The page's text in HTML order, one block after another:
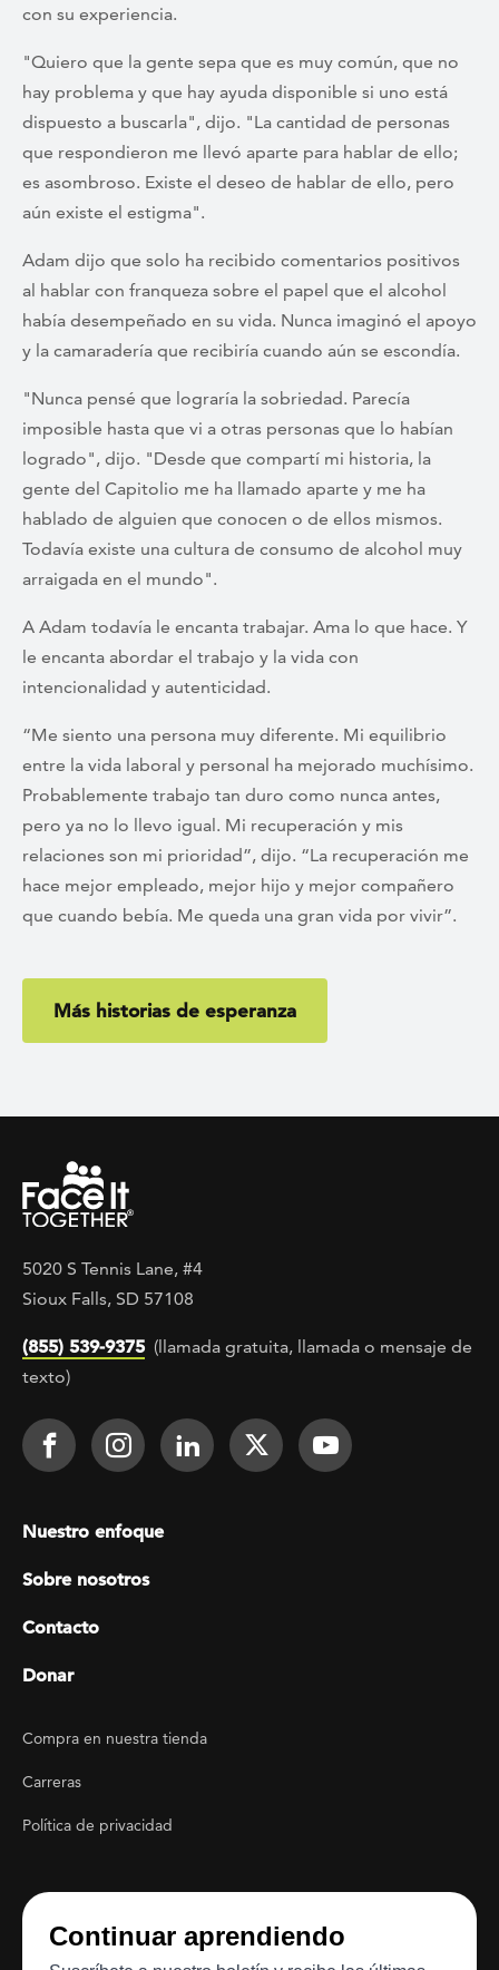
con su experiencia.
"Quiero que la gente sepa que es muy común, que no
hay problema y que hay ayuda disponible si uno está
dispuesto a buscarla", dijo. "La cantidad de personas
que respondieron me llevó aparte para hablar de ello;
es asombroso. Existe el deseo de hablar de ello, pero
aún existe el estigma".
Adam dijo que solo ha recibido comentarios positivos
al hablar con franqueza sobre el papel que el alcohol
había desempeñado en su vida. Nunca imaginó el apoyo
y la camaradería que recibiría cuando aún se escondía.
"Nunca pensé que lograría la sobriedad. Parecía
imposible hasta que vi a otras personas que lo habían
logrado", dijo. "Desde que compartí mi historia, la
gente del Capitolio me ha llamado aparte y me ha
hablado de alguien que conocen o de ellos mismos.
Todavía existe una cultura de consumo de alcohol muy
arraigada en el mundo".
A Adam todavía le encanta trabajar. Ama lo que hace. Y
le encanta abordar el trabajo y la vida con
intencionalidad y autenticidad.
“Me siento una persona muy diferente. Mi equilibrio
entre la vida laboral y personal ha mejorado muchísimo.
Probablemente trabajo tan duro como nunca antes,
pero ya no lo llevo igual. Mi recuperación y mis
relaciones son mi prioridad”, dijo. “La recuperación me
hace mejor empleado, mejor hijo y mejor compañero
que cuando bebía. Me queda una gran vida por vivir”.
Más historias de esperanza
5020 S Tennis Lane, #4
Sioux Falls, SD 57108
(855) 539-9375 (llamada gratuita, llamada o mensaje de
texto)
Footer Social
Face It TOGETHER on Facebook
Face It TOGETHER on
Face It TOGETHER on
Face ItFace It
Footer menu
Nuestro enfoque
Sobre nosotros
Contacto
Donar
Footer Utility
Compra en nuestra tienda
Carreras
Política de privacidad